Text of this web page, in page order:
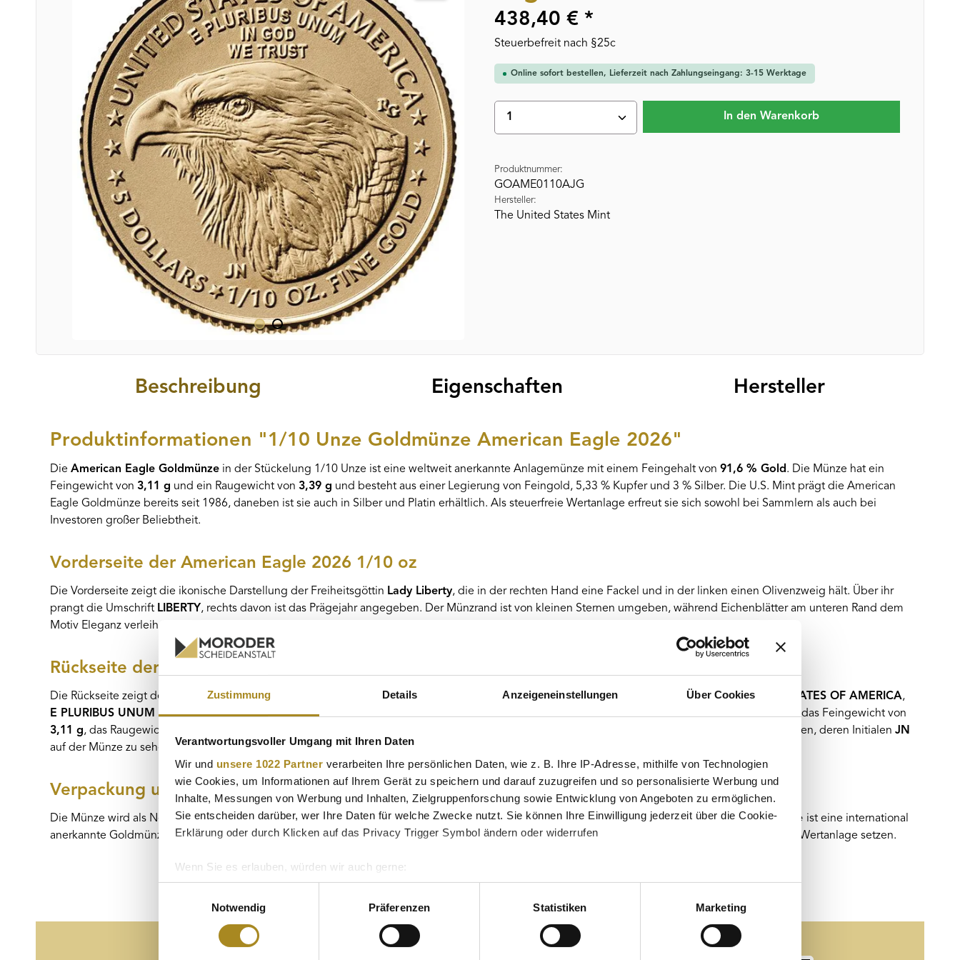
Zustimmung Details Anzeigeneinstellungen Über Cookies
Verantwortungsvoller Umgang mit Ihren Daten
Wir und unsere 1022 Partner verarbeiten Ihre persönlichen Daten, wie z. B. Ihre IP-Adresse, mithilfe von Technologien
wie Cookies, um Informationen auf Ihrem Gerät zu speichern und darauf zuzugreifen und so personalisierte Werbung und
Inhalte, Messungen von Werbung und Inhalten, Zielgruppenforschung sowie Entwicklung von Angeboten zu ermöglichen.
Sie entscheiden darüber, wer Ihre Daten für welche Zwecke nutzt. Sie können Ihre Einwilligung jederzeit über die Cookie-
Erklärung oder durch Klicken auf das Privacy Trigger Symbol ändern oder widerrufen
Wenn Sie es erlauben, würden wir auch gerne:
Informationen über Ihre geografische Lage erfassen, welche bis auf einige Meter genau sein können
Ihr Gerät durch aktives Scannen nach bestimmten Merkmalen (Fingerprinting) identifizieren
Erfahren Sie mehr darüber, wie Ihre persönlichen Daten verarbeitet werden, und legen Sie Ihre Präferenzen imAbschnitt
Einzelheitenfest.
Notwendig
Präferenzen Statistiken Marketing
438,40 € *
Steuerbefreit nach §25c
Online sofort bestellen, Lieferzeit nach Zahlungseingang: 3-15 Werktage
Produkt Anzahl: Gib den gewünschten Wert ein oder
In den Warenkorb
Produktnummer:
GOAME0110AJG
Hersteller:
The United States Mint
Beschreibung Eigenschaften Hersteller
Produktinformationen "1/10 Unze Goldmünze American Eagle 2026"
Die American Eagle Goldmünze in der Stückelung 1/10 Unze ist eine weltweit anerkannte Anlagemünze mit einem Feingehalt von 91,6 % Gold. Die Münze hat ein
Feingewicht von 3,11 g und ein Raugewicht von 3,39 g und besteht aus einer Legierung von Feingold, 5,33 % Kupfer und 3 % Silber. Die U.S. Mint prägt die American
Eagle Goldmünze bereits seit 1986, daneben ist sie auch in Silber und Platin erhältlich. Als steuerfreie Wertanlage erfreut sie sich sowohl bei Sammlern als auch bei
Investoren großer Beliebtheit.
Vorderseite der American Eagle 2026 1/10 oz
Die Vorderseite zeigt die ikonische Darstellung der Freiheitsgöttin Lady Liberty, die in der rechten Hand eine Fackel und in der linken einen Olivenzweig hält. Über ihr
prangt die Umschrift LIBERTY, rechts davon ist das Prägejahr angegeben. Der Münzrand ist von kleinen Sternen umgeben, während Eichenblätter am unteren Rand dem
Motiv Eleganz verleihen.
Rückseite der Gold Eagle 2026
Die Rückseite zeigt den Kopf des majestätischen Weißkopfseeadlers, der nach links blickt. Oberhalb des Adlers stehen die SchriftzügeUNITED STATES OF AMERICA,
E PLURIBUS UNUM undIN GOD WE TRUST, voneinander durch kleine Sterne getrennt. Unterhalb des Adlers sind der Nennwert von5 US-Dollar, das Feingewicht von
3,11 g, das Raugewicht von entworfen, deren Initialen JN
auf der Münze zu sehen sind.
Verpackung und Investment
Die Münze wird als Neuware in einem schützenden Münztäschchen geliefert, das sie vor äußeren Einflüssen schützt. Die1/10 Unze American Eagle ist eine international
anerkannte Goldmünze, steuerfrei und jederzeit handelbar. Sie ist ideal für Anleger, die auf hochwertige Prägequalität, zeitloses Design und sichere Wertanlage setzen.